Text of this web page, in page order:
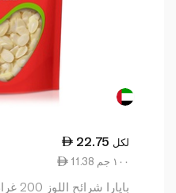
22.75 لكل
11.38 ١٠٠ جم
بايارا شرائح اللوز 200 غرام